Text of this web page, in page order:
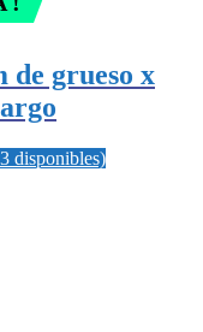
de grueso x
disponibles)